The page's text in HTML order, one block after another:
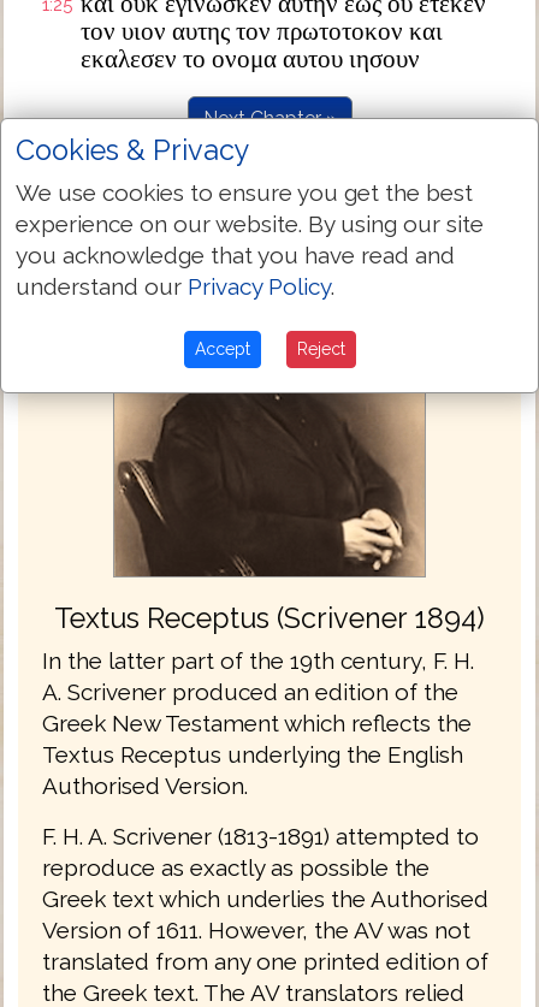
1:25
τον υιον αυτης τον πρωτοτοκον και
εκαλεσεν το ονομα αυτου ιησουν
Next Chapter »
Textus Receptus (Scrivener 1894)
In the latter part of the 19th century, F. H.
A. Scrivener produced an edition of the
Greek New Testament which reflects the
Textus Receptus underlying the English
Authorised Version.
F. H. A. Scrivener (1813-1891) attempted to
reproduce as exactly as possible the
Greek text which underlies the Authorised
Version of 1611. However, the AV was not
translated from any one printed edition of
the Greek text. The AV translators relied
Cookies & Privacy
We use cookies to ensure you get the best
experience on our website. By using our site
you acknowledge that you have read and
understand our Privacy Policy.
Accept Reject